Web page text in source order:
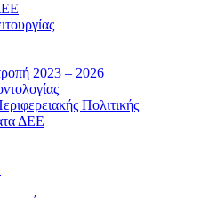
2023 – 2026
Πολιτικής
ΔΕΕ